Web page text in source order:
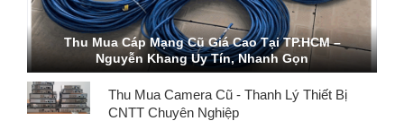
ĐIỂM THU MUA CAMERA WIFI CŨ, THU MUA
CAMERA ĐẦU GHI CŨ GIÁ CAO
Thu Mua Camera Cũ - Thanh Lý Thiết Bị
CNTT Chuyên Nghiệp